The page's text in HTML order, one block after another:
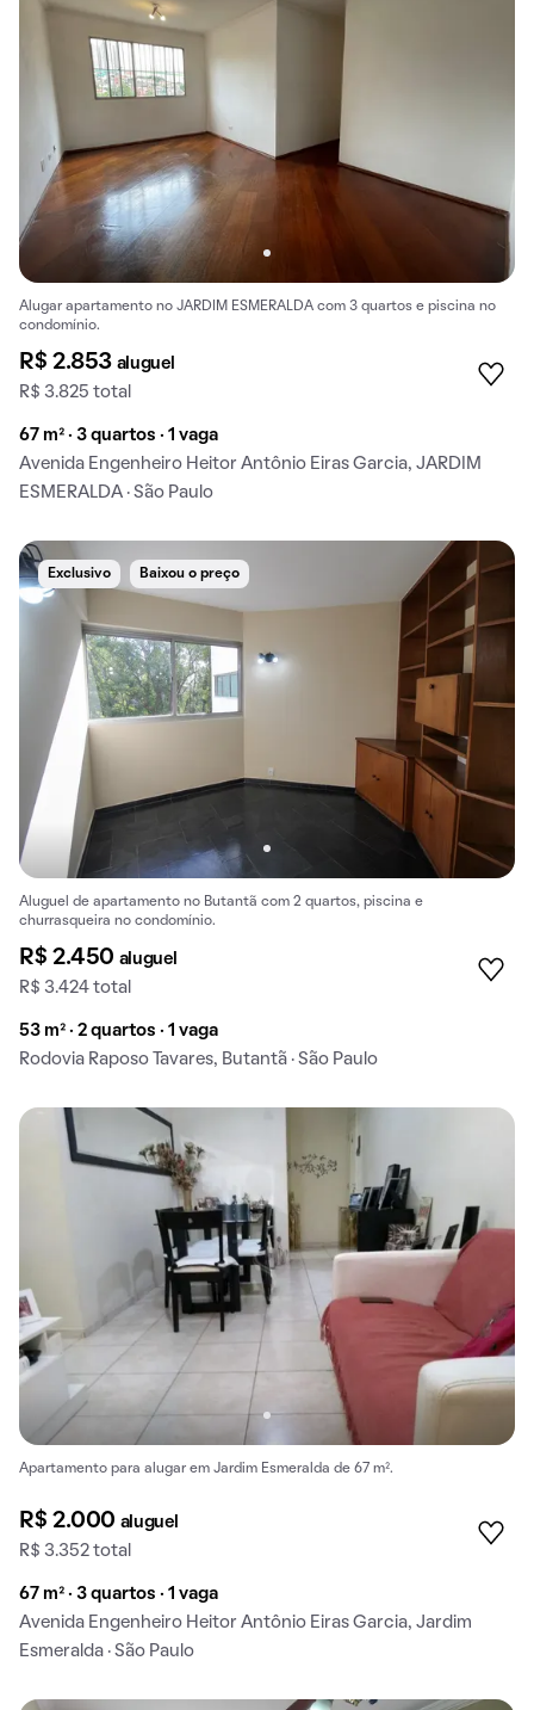
Alugar apartamento no JARDIM ESMERALDA com 3 quartos e piscina no
condomínio.
R$ 2.853 aluguel
R$ 3.825 total
67 m² · 3 quartos · 1 vaga
Avenida Engenheiro Heitor Antônio Eiras Garcia, JARDIM
ESMERALDA · São Paulo
Exclusivo Baixou o preço
Aluguel de apartamento no Butantã com 2 quartos, piscina e
churrasqueira no condomínio.
R$ 2.450 aluguel
R$ 3.424 total
53 m² · 2 quartos · 1 vaga
Rodovia Raposo Tavares, Butantã · São Paulo
Apartamento para alugar em Jardim Esmeralda de 67 m².
R$ 2.000 aluguel
R$ 3.352 total
67 m² · 3 quartos · 1 vaga
Avenida Engenheiro Heitor Antônio Eiras Garcia, Jardim
Esmeralda · São Paulo